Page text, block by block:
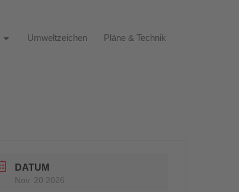
Umweltzeichen Pläne & Technik
DATUM
Nov. 20 2026